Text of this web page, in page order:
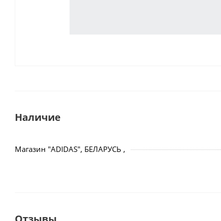
Наличие
Магазин "ADIDAS", БЕЛАРУСЬ ,